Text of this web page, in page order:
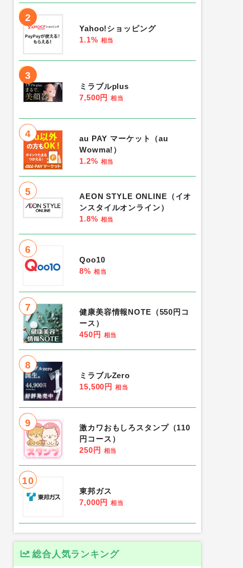
2
Yahoo!ショッピング
1.1% 相当
3
ミラブルplus
7,500円 相当
4
au PAY マーケット（au
Wowma!）
1.2% 相当
5
AEON STYLE ONLINE（イオ
ンスタイルオンライン）
1.8% 相当
6
Qoo10
8% 相当
7
健康美容情報NOTE（550円コ
ース）
450円 相当
8
ミラブルZero
15,500円 相当
9
激カワおもしろスタンプ（110
円コース）
250円 相当
10
東邦ガス
7,000円 相当
総合人気ランキング